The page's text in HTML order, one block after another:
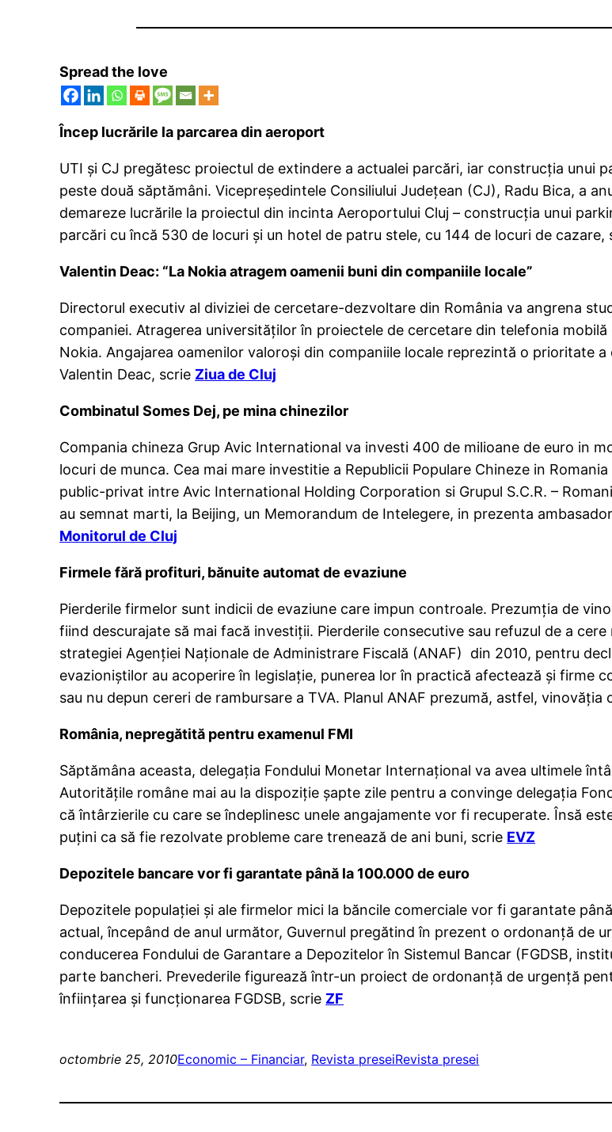
Spread the love
Încep lucrările la parcarea din aeroport
UTI şi CJ pregătesc proiectul de extindere a actualei parcări, iar construcţia unui
peste două săptămâni. Vicepreşedintele Consiliului Judeţean (CJ), Radu Bica, a
demareze lucrările la proiectul din incinta Aeroportului Cluj – construcţia unui
parcări cu încă 530 de locuri şi un hotel de patru stele, cu 144 de locuri de cazare,
Valentin Deac: “La Nokia atragem oamenii buni din companiile locale”
Directorul executiv al diviziei de cercetare-dezvoltare din România va angrena
companiei. Atragerea universităţilor în proiectele de cercetare din telefonia
Nokia. Angajarea oamenilor valoroşi din companiile locale reprezintă o prioritate
Valentin Deac, scrie Ziua de Cluj
Combinatul Somes Dej, pe mina chinezilor
Compania chineza Grup Avic International va investi 400 de milioane de euro in
locuri de munca. Cea mai mare investitie a Republicii Populare Chineze in
public-privat intre Avic International Holding Corporation si Grupul S.C.R. –
au semnat marti, la Beijing, un Memorandum de Intelegere, in prezenta
Monitorul de Cluj
Firmele fără profituri, bănuite automat de evaziune
Pierderile firmelor sunt indicii de evaziune care impun controale. Prezumţia de
fiind descurajate să mai facă investiţii. Pierderile consecutive sau refuzul de a
strategiei Agenţiei Naţionale de Administrare Fiscală (ANAF) din 2010, pentru
evazioniştilor au acoperire în legislaţie, punerea lor în practică afectează şi firme
sau nu depun cereri de rambursare a TVA. Planul ANAF prezumă, astfel,
România, nepregătită pentru examenul FMI
Săptămâna aceasta, delegaţia Fondului Monetar Internaţional va avea ultimele
Autorităţile române mai au la dispoziţie şapte zile pentru a convinge delegaţia
că întârzierile cu care se îndeplinesc unele angajamente vor fi recuperate. Însă
puţini ca să fie rezolvate probleme care trenează de ani buni, scrie EVZ
Depozitele bancare vor fi garantate până la 100.000 de euro
Depozitele populaţiei şi ale firmelor mici la băncile comerciale vor fi garantate
actual, începând de anul următor, Guvernul pregătind în prezent o ordonanţă de
conducerea Fondului de Garantare a Depozitelor în Sistemul Bancar (FGDSB,
parte bancheri. Prevederile figurează într-un proiect de ordonanţă de urgenţă
înfiinţarea şi funcţionarea FGDSB, scrie ZF
octombrie 25, 2010Economic – Financiar, Revista preseiRevista presei